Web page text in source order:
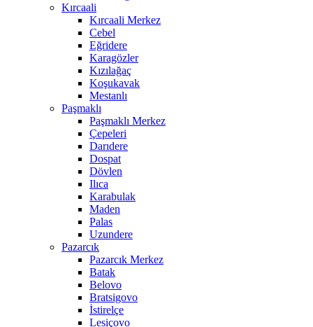
Kırcaali
Kırcaali Merkez
Cebel
Eğridere
Karagözler
Kızılağaç
Koşukavak
Mestanlı
Paşmaklı
Paşmaklı Merkez
Çepeleri
Darıdere
Dospat
Dövlen
Ilıca
Karabulak
Maden
Palas
Uzundere
Pazarcık
Pazarcık Merkez
Batak
Belovo
Bratsigovo
İstirelçe
Lesiçovo